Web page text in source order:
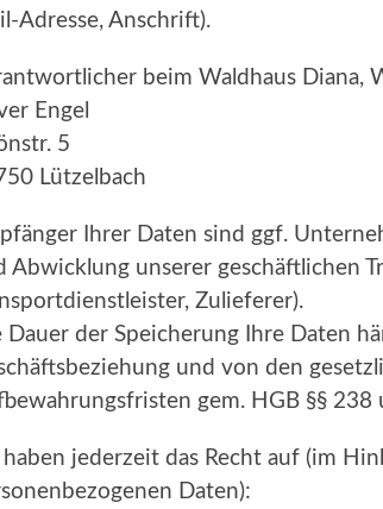
Adresse, Anschrift).
beim Waldhaus Diana,
Engel
5
Lützelbach
Ihrer Daten sind ggf.
Abwicklung unserer geschäftlichen
Zulieferer).
Dauer der Speicherung Ihre Daten
und von den
gem. HGB §§ 238
haben jederzeit das Recht auf (im
Daten):